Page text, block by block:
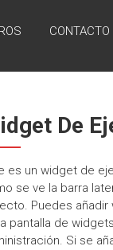
CONTACTO
De
es un widget de
se ve la barra
Puedes
pantalla de
Si se